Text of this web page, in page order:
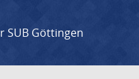
SUB Göttingen